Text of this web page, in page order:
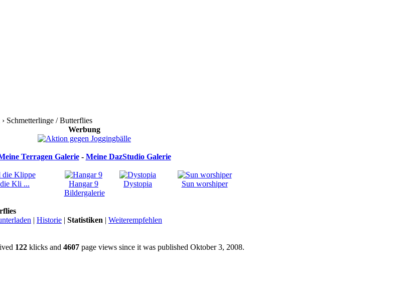
Schmetterlinge / Butterflies
Werbung
Terragen Galerie- Meine DazStudio Galerie
Kli ... Hangar 9 Dystopia
Sun worshiper
Bildergalerie
| Historie | Statistiken | Weiterempfehlen
122 klicks and 4607 page views since it was published Oktober 3, 2008.